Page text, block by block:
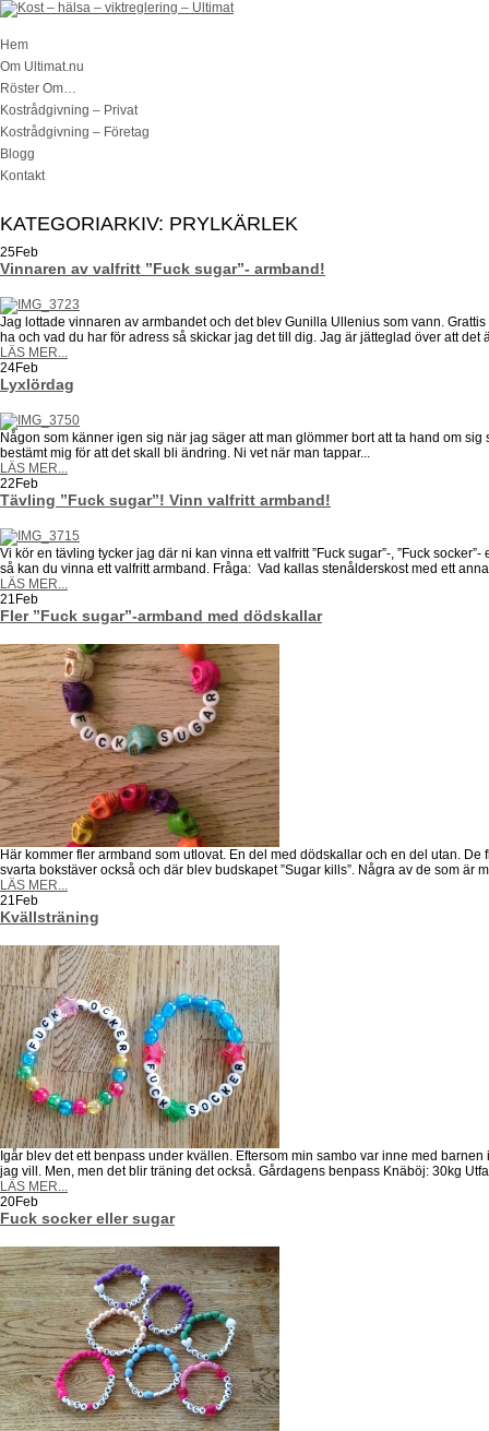
Hem
Om Ultimat.nu
Röster Om…
Kostrådgivning – Privat
Kostrådgivning – Företag
Blogg
Kontakt
KATEGORIARKIV: PRYLKÄRLEK
25Feb
Vinnaren av valfritt ”Fuck sugar”- armband!
Jag lottade vinnaren av armbandet och det blev Gunilla Ullenius som vann.
ha och vad du har för adress så skickar jag det till dig. Jag är jätteglad över att det
LÄS MER...
24Feb
Lyxlördag
Någon som känner igen sig när jag säger att man glömmer bort att ta hand om
bestämt mig för att det skall bli ändring. Ni vet när man tappar...
LÄS MER...
22 Feb
Tävling ”Fuck sugar”! Vinn valfritt armband!
Vi kör en tävling tycker jag där ni kan vinna ett valfritt ”Fuck sugar”-, ”Fuck
så kan du vinna ett valfritt armband. Fråga: Vad kallas stenålderskost med ett
LÄS MER...
21 Feb
Fler ”Fuck sugar”-armband med dödskallar
Här kommer fler armband som utlovat. En del med dödskallar och en del utan.
svarta bokstäver också och där blev budskapet ”Sugar kills”. Några av de som är
LÄS MER...
21 Feb
Kvällsträning
Igår blev det ett benpass under kvällen. Eftersom min sambo var inne med
jag vill. Men, men det blir träning det också. Gårdagens benpass Knäböj: 30kg
LÄS MER...
20Feb
Fuck socker eller sugar